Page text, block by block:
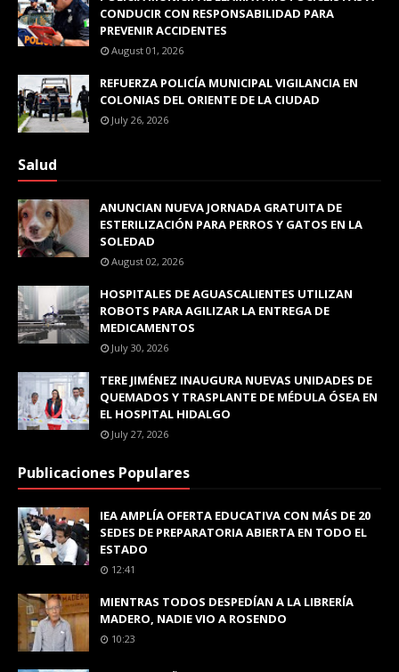
CONDUCIR CON RESPONSABILIDAD PARA
PREVENIR ACCIDENTES
August 01, 2026
REFUERZA POLICÍA MUNICIPAL VIGILANCIA EN
COLONIAS DEL ORIENTE DE LA CIUDAD
July 26, 2026
Salud
ANUNCIAN NUEVA JORNADA GRATUITA DE
ESTERILIZACIÓN PARA PERROS Y GATOS EN LA
SOLEDAD
August 02, 2026
HOSPITALES DE AGUASCALIENTES UTILIZAN
ROBOTS PARA AGILIZAR LA ENTREGA DE
MEDICAMENTOS
July 30, 2026
TERE JIMÉNEZ INAUGURA NUEVAS UNIDADES DE
QUEMADOS Y TRASPLANTE DE MÉDULA ÓSEA EN
EL HOSPITAL HIDALGO
July 27, 2026
Publicaciones Populares
IEA AMPLÍA OFERTA EDUCATIVA CON MÁS DE 20
SEDES DE PREPARATORIA ABIERTA EN TODO EL
ESTADO
12:41
MIENTRAS TODOS DESPEDÍAN A LA LIBRERÍA
MADERO, NADIE VIO A ROSENDO
10:23